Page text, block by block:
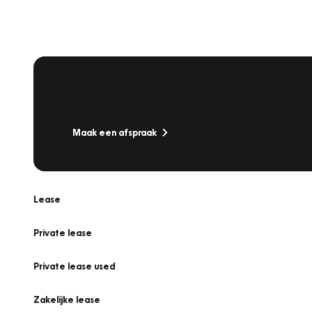
Maak een afspraak
Lease
Private lease
Private lease used
Zakelijke lease